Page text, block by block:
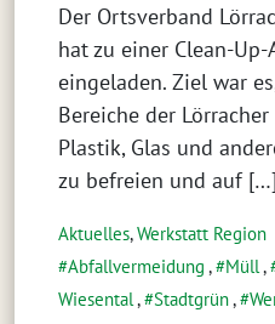
Der Ortsverband
hat zu einer Clean-
eingeladen. Ziel war
Bereiche der
Plastik, Glas und
zu befreien und auf […]
Aktuelles,Werkstatt Region
Abfallvermeidung , Müll ,
Wiesental , Stadtgrün,